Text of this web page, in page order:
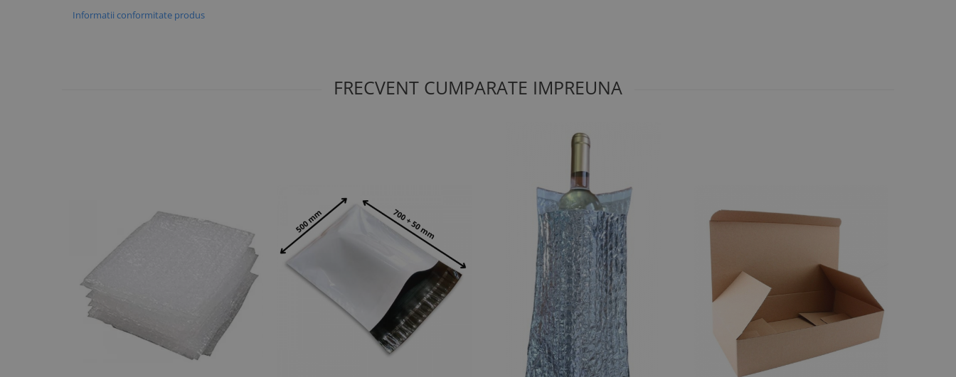
Informatii conformitate produs
FRECVENT CUMPARATE IMPREUNA